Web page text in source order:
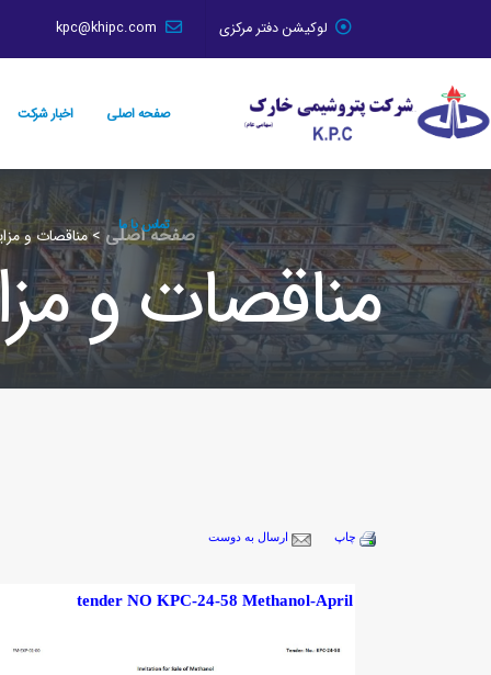
لوکیشن دفتر مرکزی
صفحه اصلی اخبار شرکت
تماس با ما
صفحه اصلی >مناقصات و
مناقصات و
چاپ ارسال به دوست
tender NO KPC-24-58 Methanol-April